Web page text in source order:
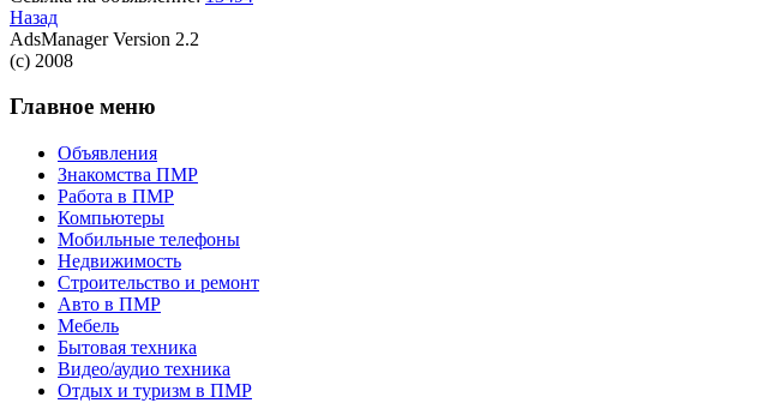
Назад
AdsManager Version 2.2
(c) 2008
Главное меню
Объявления
Знакомства ПМР
Работа в ПМР
Компьютеры
Мобильные телефоны
Недвижимость
Строительство и ремонт
Авто в ПМР
Мебель
Бытовая техника
Видео/аудио техника
Отдых и туризм в ПМР